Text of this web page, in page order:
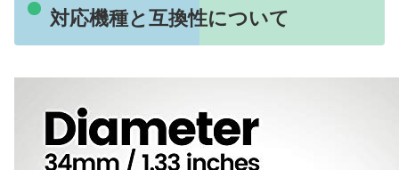
対応機種と互換性について